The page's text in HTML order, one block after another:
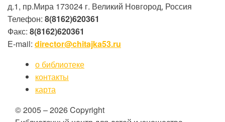
д.1, пр.Мира 173024 г. Великий Новгород, Россия
Телефон: 8(8162)620361
Факс: 8(8162)620361
E-mail: director@chitajka53.ru
о библиотеке
контакты
карта
© 2005 – 2026 Copyright